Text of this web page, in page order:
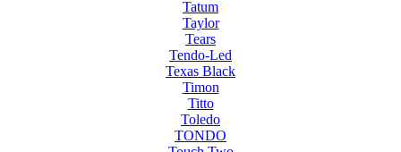
Tatum
Taylor
Tears
Tendo-Led
Texas Black
Timon
Titto
Toledo
TONDO